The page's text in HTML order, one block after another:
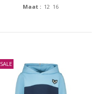
Maat : 12 16
SALE